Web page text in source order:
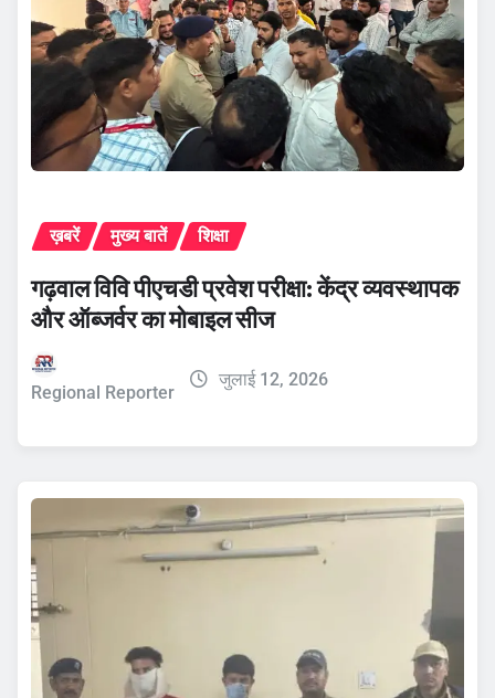
ख़बरें मुख्य बातें शिक्षा
गढ़वाल विवि पीएचडी प्रवेश परीक्षा: केंद्र व्यवस्थापक
और ऑब्जर्वर का मोबाइल सीज
Regional Reporter
जुलाई 12, 2026